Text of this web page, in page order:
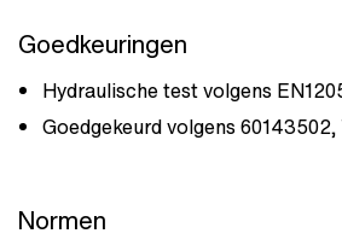
Goedkeuringen
Hydraulische test volgens
Goedgekeurd volgens
Normen